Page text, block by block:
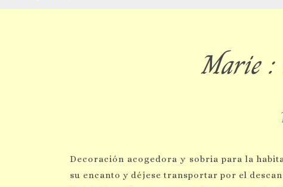
Marie :
Decoración acogedora y sobria para la
su encanto y déjese transportar por el